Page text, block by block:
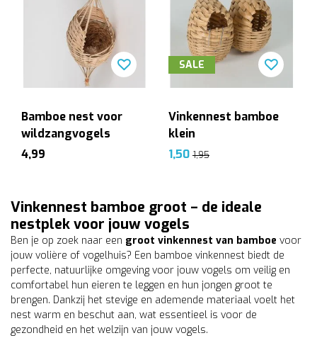
Bamboe nest voor
wildzangvogels
4,99
SALE
Vinkennest bamboe
klein
1,50 1,95
Vinkennest bamboe groot – de ideale
nestplek voor jouw vogels
Ben je op zoek naar een groot vinkennest van bamboe voor
jouw volière of vogelhuis? Een bamboe vinkennest biedt de
perfecte, natuurlijke omgeving voor jouw vogels om veilig en
comfortabel hun eieren te leggen en hun jongen groot te
brengen. Dankzij het stevige en ademende materiaal voelt het
nest warm en beschut aan, wat essentieel is voor de
gezondheid en het welzijn van jouw vogels.